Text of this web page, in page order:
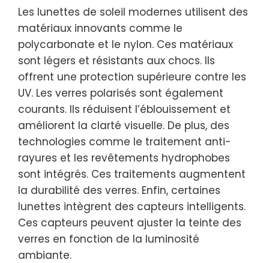
Les lunettes de soleil modernes utilisent des
matériaux innovants comme le
polycarbonate et le nylon. Ces matériaux
sont légers et résistants aux chocs. Ils
offrent une protection supérieure contre les
UV. Les verres polarisés sont également
courants. Ils réduisent l’éblouissement et
améliorent la clarté visuelle. De plus, des
technologies comme le traitement anti-
rayures et les revêtements hydrophobes
sont intégrés. Ces traitements augmentent
la durabilité des verres. Enfin, certaines
lunettes intègrent des capteurs intelligents.
Ces capteurs peuvent ajuster la teinte des
verres en fonction de la luminosité
ambiante.